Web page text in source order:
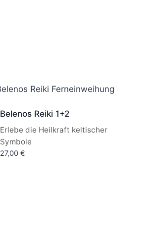
Belenos Reiki 1+2
Erlebe die Heilkraft keltischer
Symbole
27,00 €